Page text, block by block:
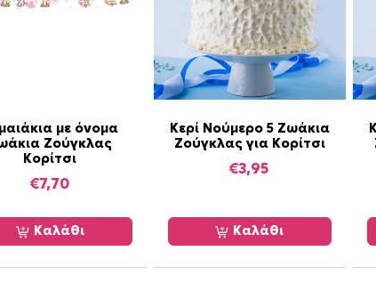
τ
ι
ν
ο
γ
ι
α
Μ
π
ο
με όνομα
Ζούγκλας
Κορίτσι
€7,70
Καλάθι
Κερί Νούμερο 5 Ζωάκια
Ζούγκλας για Κορίτσι
€3,95
Καλάθι